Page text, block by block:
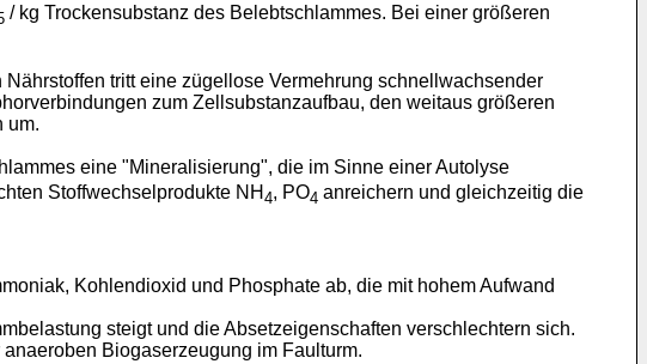
/ kg Trockensubstanz des Belebtschlammes. Bei einer größeren
tritt eine zügellose Vermehrung schnellwachsender
zum Zellsubstanzaufbau, den weitaus größeren
um.
eine "Mineralisierung", die im Sinne einer Autolyse
Stoffwechselprodukte NH4, PO4 anreichern und gleichzeitig die
Kohlendioxid und Phosphate ab, die mit hohem Aufwand
steigt und die Absetzeigenschaften verschlechtern sich.
Biogaserzeugung im Faulturm.